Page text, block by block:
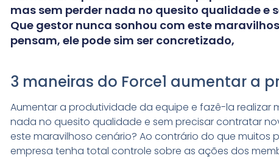
mas sem perder nada no quesito qualidade
Que gestor nunca sonhou com este
pensam, ele pode sim ser concretizado,
3 maneiras do Force1 aumentar a
Aumentar a produtividade da equipe e fazê-la realizar
nada no quesito qualidade e sem precisar contratar
este maravilhoso cenário? Ao contrário do que muitos
empresa tenha total controle sobre as ações dos